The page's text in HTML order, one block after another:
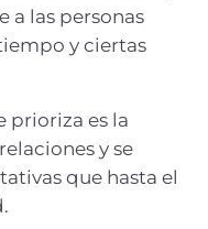
a las personas
y ciertas
prioriza es la
y se
que hasta el